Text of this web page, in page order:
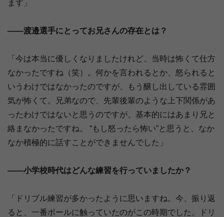
ます」
――渡邉選手にとってお兄さんの存在とは？
「今は本当に優しくなりましたけれど、当時は怖くて仕方
なかったですね（笑）。何かを言われるとか、怒られると
いうわけではなかったのですが、もう醸し出している雰囲
気が怖くて。兄弟なので、先輩後輩のような上下関係があ
ったわけではないと思うのですが、基本的にはあまり兄と
絡まなかったですね。 “もし怒ったら怖い”と思うと、なか
なか積極的に話すことができませんでした」
――小学校時代はどんな練習を行っていましたか？
「ドリブル練習が多かったように思いますね。今、振り返
ると、一番ボールに触っていたのがこの時期でした。ドリ